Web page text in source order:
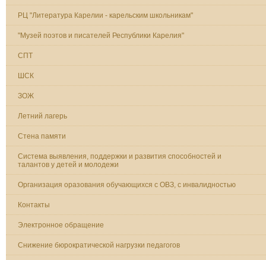
РЦ "Литература Карелии - карельским школьникам"
"Музей поэтов и писателей Республики Карелия"
СПТ
ШСК
ЗОЖ
Летний лагерь
Стена памяти
Система выявления, поддержки и развития способностей и
талантов у детей и молодежи
Организация оразования обучающихся с ОВЗ, с инвалидностью
Контакты
Электронное обращение
Снижение бюрократической нагрузки педагогов